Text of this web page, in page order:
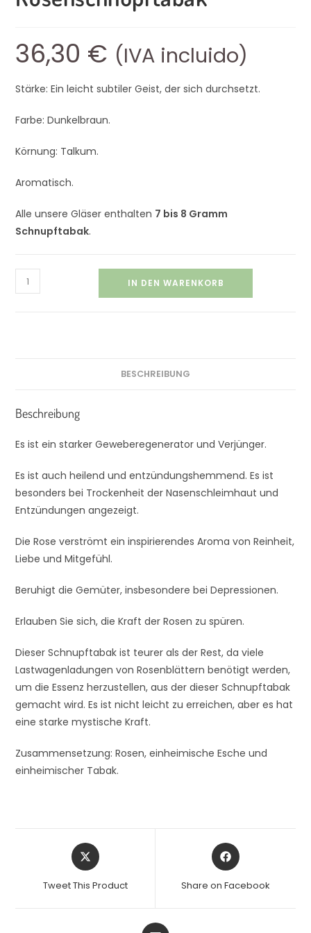
36,30 € (IVA incluido)
Stärke: Ein leicht subtiler Geist, der sich durchsetzt.
Farbe: Dunkelbraun.
Körnung: Talkum.
Aromatisch.
Alle unsere Gläser enthalten 7 bis 8 Gramm
Schnupftabak.
IN DEN WARENKORB
BESCHREIBUNG
Beschreibung
Es ist ein starker Geweberegenerator und Verjünger.
Es ist auch heilend und entzündungshemmend. Es ist
besonders bei Trockenheit der Nasenschleimhaut und
Entzündungen angezeigt.
Die Rose verströmt ein inspirierendes Aroma von Reinheit,
Liebe und Mitgefühl.
Beruhigt die Gemüter, insbesondere bei Depressionen.
Erlauben Sie sich, die Kraft der Rosen zu spüren.
Dieser Schnupftabak ist teurer als der Rest, da viele
Lastwagenladungen von Rosenblättern benötigt werden,
um die Essenz herzustellen, aus der dieser Schnupftabak
gemacht wird. Es ist nicht leicht zu erreichen, aber es hat
eine starke mystische Kraft.
Zusammensetzung: Rosen, einheimische Esche und
einheimischer Tabak.
Tweet This Product Share on Facebook